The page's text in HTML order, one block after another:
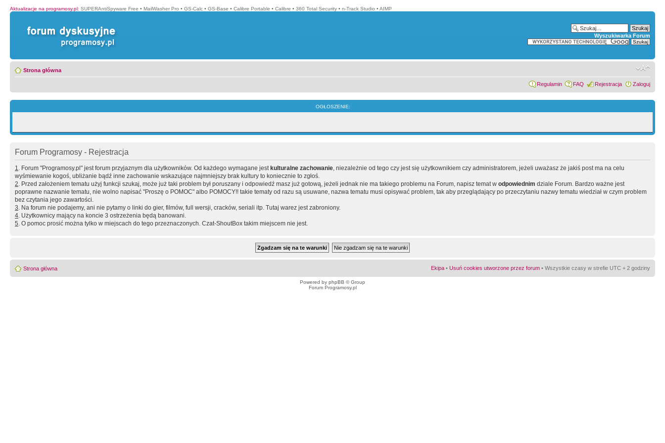
Aktualizacje na programosy.pl: SUPERAntiSpyware Free • MailWasher Pro • GS-Calc • GS-Base • Calibre Portable • Calibre • 360 Total Security • n-Track Studio • AIMP
Wyszukiwarka Forum
Strona główna
Regulamin FAQ Rejestracja Zaloguj
OGŁOSZENIE:
Forum Programosy - Rejestracja
1. Forum "Programosy.pl" jest forum przyjaznym dla użytkowników. Od każdego wymagane jest kulturalne zachowanie, niezależnie od tego czy jest się użytkownikiem czy administratorem, jeżeli uważasz że jakiś post ma na celu
wyśmiewanie kogoś, ubliżanie bądź inne zachowanie wskazujące najmniejszy brak kultury to koniecznie to zgłoś.
2. Przed założeniem tematu użyj funkcji szukaj, może już taki problem był poruszany i odpowiedź masz już gotową, jeżeli jednak nie ma takiego problemu na Forum, napisz temat w odpowiednim dziale Forum. Bardzo ważne jest
poprawne nazwanie tematu, nie wolno napisać "Proszę o POMOC" albo POMOCY!! takie tematy od razu są usuwane, nazwa tematu musi opisywać problem, tak aby przeglądający po przeczytaniu nazwy tematu wiedział w czym problem
bez czytania jego zawartości.
3. Na forum nie podajemy, ani nie pytamy o linki do gier, filmów, full wersji, cracków, seriali itp. Tutaj warez jest zabroniony.
4. Użytkownicy mający na koncie 3 ostrzeżenia będą banowani.
5. O pomoc prosić można tylko w miejscach do tego przeznaczonych. Czat-ShoutBox takim miejscem nie jest.
Strona główna Ekipa • Usuń cookies utworzone przez forum • Wszystkie czasy w strefie UTC + 2 godziny
Powered by phpBB © Group
Forum Programosy.pl